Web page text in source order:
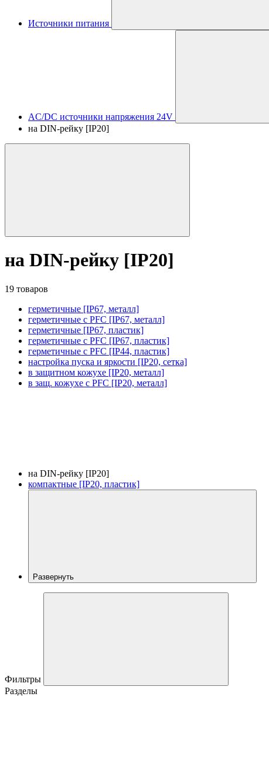
Источники питания
AC/DC источники напряжения 24V
на DIN-рейку [IP20]
на DIN-рейку [IP20]
19 товаров
герметичные [IP67, металл]
герметичные с PFC [IP67, металл]
герметичные [IP67, пластик]
герметичные с PFC [IP67, пластик]
герметичные с PFC [IP44, пластик]
настройка пуска и яркости [IP20, сетка]
в защитном кожухе [IP20, металл]
в защ. кожухе с PFC [IP20, металл]
на DIN-рейку [IP20]
компактные [IP20, пластик]
Развернуть
Фильтры
Разделы